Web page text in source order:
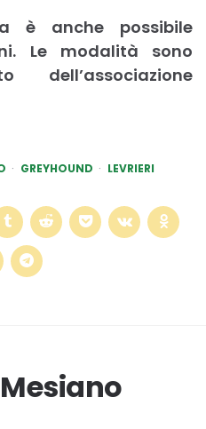
è anche possibile
Le modalità sono
GREYHOUND LEVRIERI